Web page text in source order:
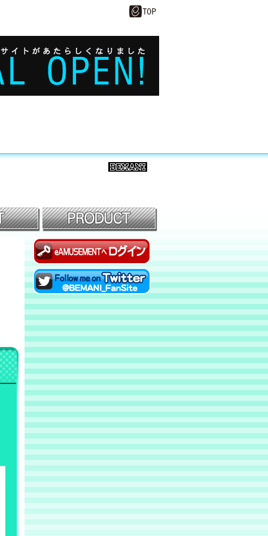
eAMUSEMENTにログイン
Twitterでファンサイトアカ
ウントをフォロー！